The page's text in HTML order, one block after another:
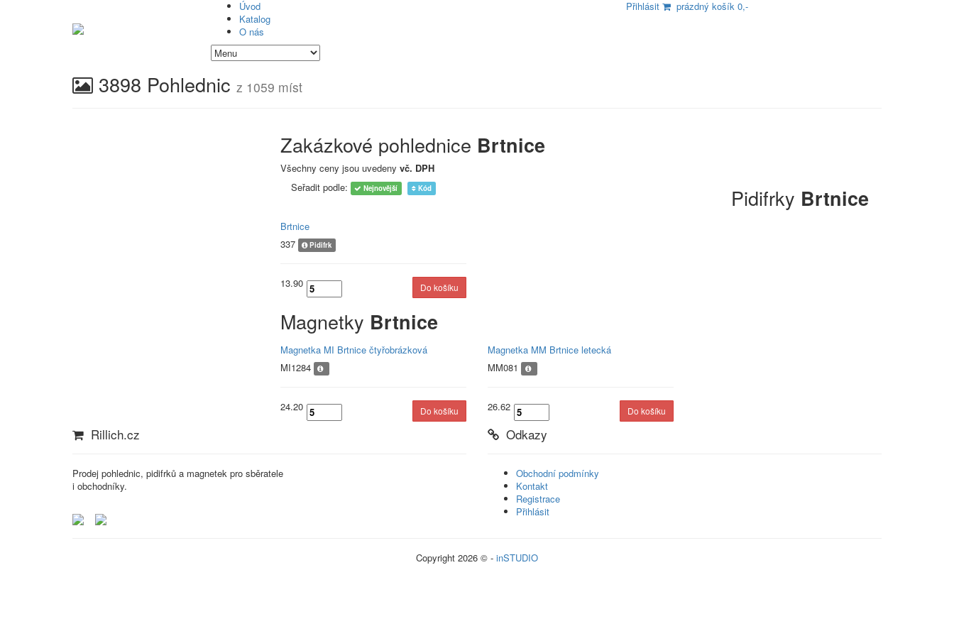
Úvod
Katalog
O nás
Přihlásit prázdný košík 0,-
3898 Pohlednic z 1059 míst
Zakázkové pohlednice Brtnice
Všechny ceny jsou uvedeny vč. DPH
Seřadit podle:
Nejnovější Kód Pidifrky Brtnice
Brtnice
337
Pidifrk
13.90
Magnetky Brtnice
Magnetka MI Brtnice čtyřobrázková
MI1284
24.20
Magnetka MM Brtnice letecká
MM081
26.62
Rillich.cz
Prodej pohlednic, pidifrků a magnetek pro sběratele
i obchodníky.
Odkazy
Obchodní podmínky
Kontakt
Registrace
Přihlásit
Copyright 2026 © - inSTUDIO